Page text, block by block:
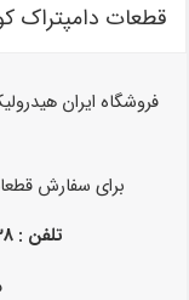
قطعات دامپتراک
فروشگاه ایران
برای سفارش
تلفن :